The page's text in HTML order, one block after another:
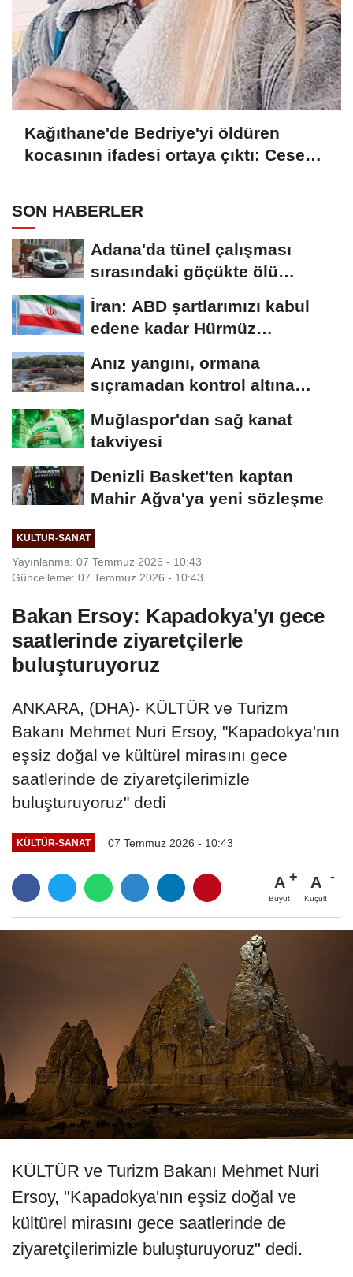
Kağıthane'de Bedriye'yi öldüren
kocasının ifadesi ortaya çıktı: Cesedi
SON HABERLER
Adana'da tünel çalışması
sırasındaki göçükte ölü
sayısı...
İran: ABD şartlarımızı kabul
edene kadar Hürmüz
Anız yangını, ormana
sıçramadan kontrol altına
Muğlaspor'dan sağ kanat
takviyesi
Denizli Basket'ten kaptan
Mahir Ağva'ya yeni sözleşme
KÜLTÜR-SANAT
Yayınlanma: 07 Temmuz 2026 - 10:43
Güncelleme: 07 Temmuz 2026 - 10:43
Bakan Ersoy: Kapadokya'yı gece
saatlerinde ziyaretçilerle
buluşturuyoruz
ANKARA, (DHA)- KÜLTÜR ve Turizm
Bakanı Mehmet Nuri Ersoy, "Kapadokya'nın
eşsiz doğal ve kültürel mirasını gece
saatlerinde de ziyaretçilerimizle
buluşturuyoruz" dedi
KÜLTÜR-SANAT 07 Temmuz 2026 - 10:43
A
Büyüt
A
Küçült
KÜLTÜR ve Turizm Bakanı Mehmet Nuri
Ersoy, "Kapadokya'nın eşsiz doğal ve
kültürel mirasını gece saatlerinde de
ziyaretçilerimizle buluşturuyoruz" dedi.